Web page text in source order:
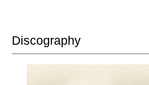
Discography